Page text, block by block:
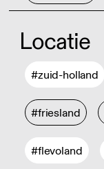
Locatie
#zuid-holland
#friesland
#flevoland